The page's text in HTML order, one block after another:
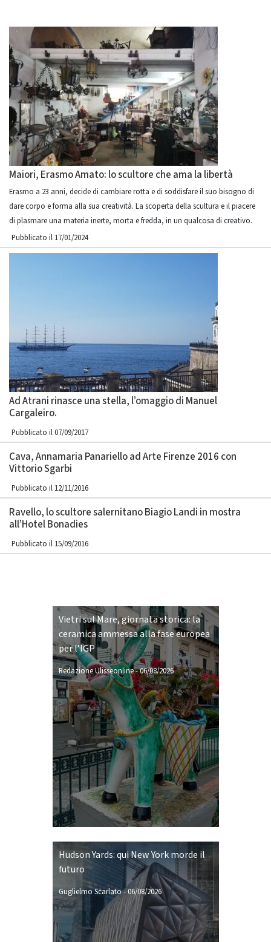
Maiori, Erasmo Amato: lo scultore che ama la libertà
Erasmo a 23 anni, decide di cambiare rotta e di soddisfare il suo bisogno di
dare corpo e forma alla sua creatività. La scoperta della scultura e il piacere
di plasmare una materia inerte, morta e fredda, in un qualcosa di creativo.
Pubblicato il 17/01/2024
Ad Atrani rinasce una stella, l’omaggio di Manuel
Cargaleiro.
Pubblicato il 07/09/2017
Cava, Annamaria Panariello ad Arte Firenze 2016 con
Vittorio Sgarbi
Pubblicato il 12/11/2016
Ravello, lo scultore salernitano Biagio Landi in mostra
all’Hotel Bonadies
Pubblicato il 15/09/2016
Vietri sul Mare, giornata storica: la
ceramica ammessa alla fase europea
per l’IGP
Redazione Ulisseonline-06/08/2026
Hudson Yards: qui New York morde il
futuro
Guglielmo Scarlato-06/08/2026